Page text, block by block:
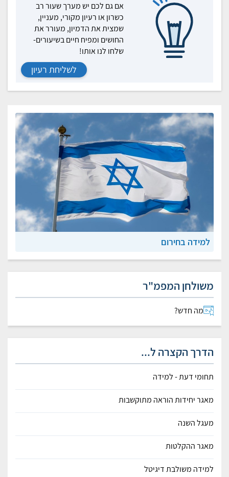
אם גם לכם יש מערך שעור רב
כשרון או רעיון מקורי, מעניין,
שמצית את הדמיון, מעורר את
החושים ומפיח חיים בשיעורים-
שלחו לנו אותו!
לשליחת רעיון
למידה בחירום
משולחן המפמ"ר
מה חדש?
הדרך הקצרה ל...
תחומי דעת - למידה
מאגר יחידות הוראה מתוקשבות
מעגל השנה
מאגר ההקלטות
למידה משולבת דיגיטל